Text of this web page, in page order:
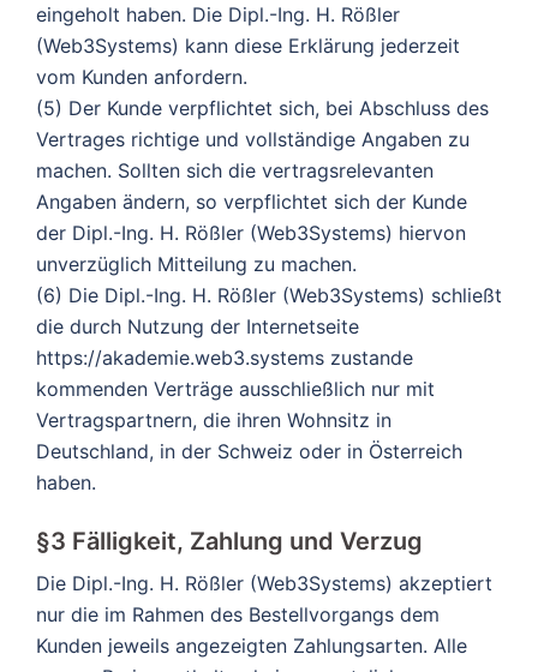
eingeholt haben. Die Dipl.-Ing. H. Rößler
(Web3Systems) kann diese Erklärung jederzeit
vom Kunden anfordern.
(5) Der Kunde verpflichtet sich, bei Abschluss des
Vertrages richtige und vollständige Angaben zu
machen. Sollten sich die vertragsrelevanten
Angaben ändern, so verpflichtet sich der Kunde
der Dipl.-Ing. H. Rößler (Web3Systems) hiervon
unverzüglich Mitteilung zu machen.
(6) Die Dipl.-Ing. H. Rößler (Web3Systems) schließt
die durch Nutzung der Internetseite
https://akademie.web3.systems zustande
kommenden Verträge ausschließlich nur mit
Vertragspartnern, die ihren Wohnsitz in
Deutschland, in der Schweiz oder in Österreich
haben.
§3 Fälligkeit, Zahlung und Verzug
Die Dipl.-Ing. H. Rößler (Web3Systems) akzeptiert
nur die im Rahmen des Bestellvorgangs dem
Kunden jeweils angezeigten Zahlungsarten. Alle